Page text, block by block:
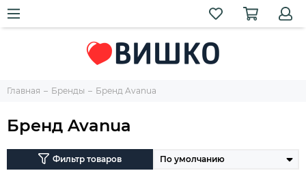
Главная Бренды Бренд Avanua
Бренд Avanua
Фильтр товаров